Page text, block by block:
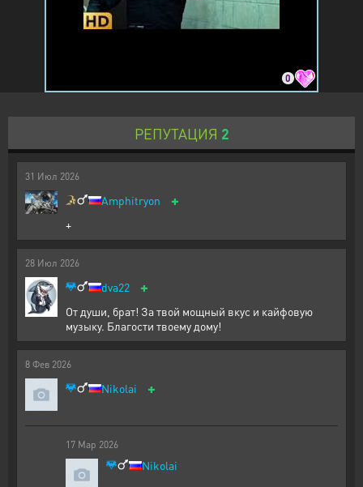
0
РЕПУТАЦИЯ 2
31 Июл 2026
Amphitryon +
+
28 Июл 2026
dva22 +
От души, брат! За твой мощный вкус и кайфовую
музыку. Благости твоему дому!
8 Фев 2026
Nikolai +
17 Мар 2026
Nikolai